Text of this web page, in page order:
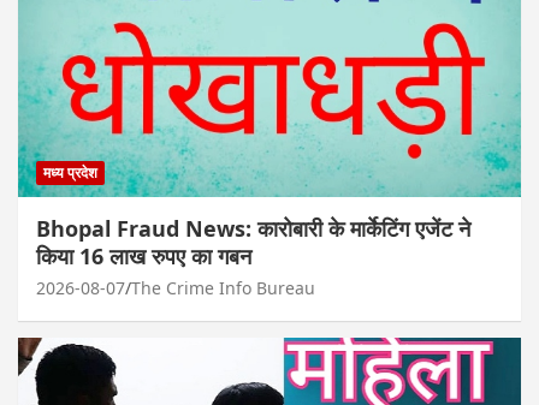
मध्य प्रदेश
Bhopal Fraud News: कारोबारी के मार्केटिंग एजेंट ने
किया 16 लाख रुपए का गबन
2026-08-07 The Crime Info Bureau